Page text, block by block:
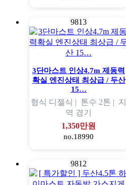
9813
3단마스트 인상4.7m 제동력
확실 엔진상태 최상급 / 두산
15…
형식 디젤식 | 톤수 2톤 | 지
역 경기
1,350만원
no.18990
9812